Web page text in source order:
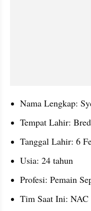
Nama Lengkap:
Tempat Lahir:
Tanggal Lahir: 6
Usia: 24 tahun
Profesi: Pemain
Tim Saat Ini: NAC